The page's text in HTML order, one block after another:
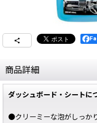
商品詳細
ダッシュボード・シートに
●クリーミーな泡がしっか